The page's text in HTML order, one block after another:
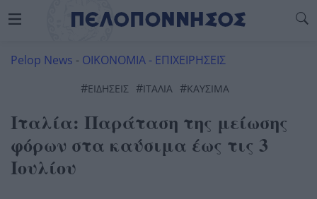
Pelop News - ΟΙΚΟΝΟΜΙΑ - ΕΠΙΧΕΙΡΗΣΕΙΣ
#ΕΙΔΗΣΕΙΣ #ΙΤΑΛΙΑ #ΚΑΥΣΙΜΑ
Ιταλία: Παράταση της μείωσης
φόρων στα καύσιμα έως τις 3
Ιουλίου